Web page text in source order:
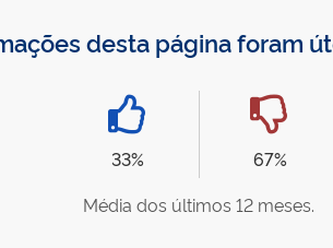
desta página foram
33%
67%
Média dos últimos 12 meses.